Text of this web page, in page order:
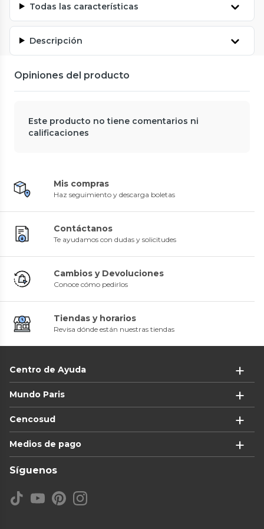
Todas las características
Descripción
Opiniones del producto
Este producto no tiene comentarios ni
calificaciones
Mis compras
Haz seguimiento y descarga boletas
Contáctanos
Te ayudamos con dudas y solicitudes
Cambios y Devoluciones
Conoce cómo pedirlos
Tiendas y horarios
Revisa dónde están nuestras tiendas
Centro de Ayuda
Mundo Paris
Cencosud
Medios de pago
Síguenos